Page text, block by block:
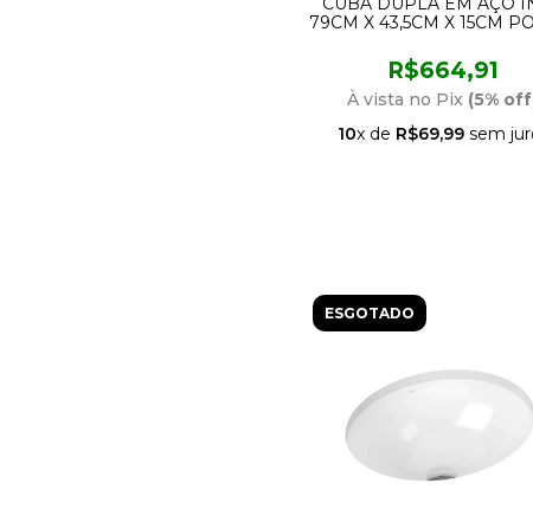
79CM X 43,5CM X 15CM
90017671004 DOCOL
R$664,91
À vista no Pix (5%
10x de R$69,99sem
ESGOTADO